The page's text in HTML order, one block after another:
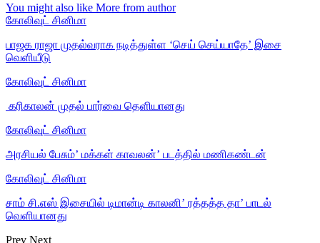
You might also like More from author
கோலிவுட் சினிமா
பாஜக ராஜா முதல்வராக நடித்துள்ள ‘செய் செய்யாதே’ இசை
வெளியீடு
கோலிவுட் சினிமா
‎ கரிகாலன் முதல் பார்வை தெளியானது
கோலிவுட் சினிமா
அரசியல் பேசும்’ மக்கள் காவலன்’ படத்தில் மணிகண்டன்
கோலிவுட் சினிமா
சாம் சி.எஸ் இசையில் டிமான்டி காலனி’ ரத்தத்த தா’ பாடல்
வெளியானது
Prev Next